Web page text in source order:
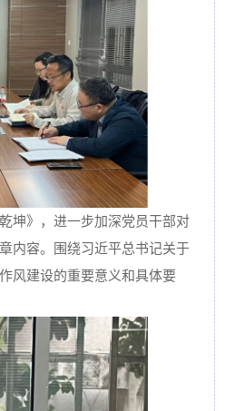
坤》，进一步加深党员干部对
内容。围绕习近平总书记关于
风建设的重要意义和具体要